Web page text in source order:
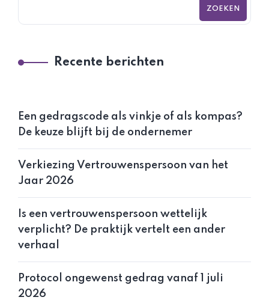
ZOEKEN
Recente berichten
Een gedragscode als vinkje of als kompas?
De keuze blijft bij de ondernemer
Verkiezing Vertrouwenspersoon van het
Jaar 2026
Is een vertrouwenspersoon wettelijk
verplicht? De praktijk vertelt een ander
verhaal
Protocol ongewenst gedrag vanaf 1 juli
2026